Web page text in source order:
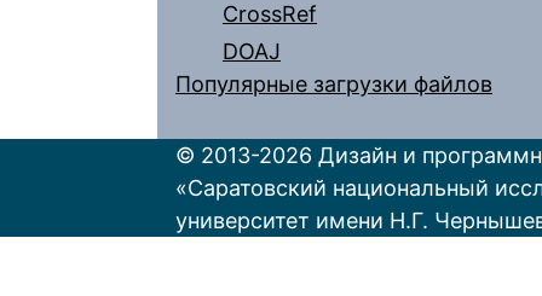
CrossRef
DOAJ
Популярные загрузки файлов
© 2013-2026 Дизайн и
«Саратовский национальный
университет имени Н.Г.